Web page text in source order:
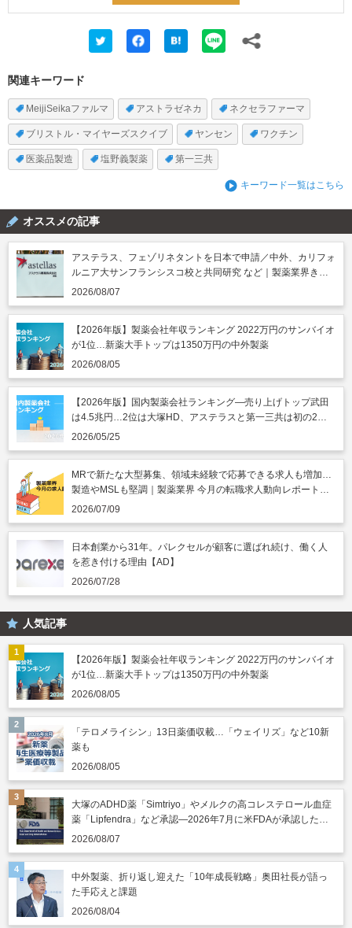
関連キーワード
MeijiSeikaファルマ アストラゼネカ ネクセラファーマ
ブリストル・マイヤーズスクイブ ヤンセン ワクチン
医薬品製造 塩野義製薬 第一三共
キーワード一覧はこちら
オススメの記事
アステラス、フェゾリネタントを日本で申請／中外、カリフォ
ルニア大サンフランシスコ校と共同研究 など｜製薬業界きょ
うのニュースまとめ読み（2026年8月7日）
2026/08/07
【2026年版】製薬会社年収ランキング 2022万円のサンバイオ
が1位…新薬大手トップは1350万円の中外製薬
2026/08/05
【2026年版】国内製薬会社ランキング―売り上げトップ武田
は4.5兆円…2位は大塚HD、アステラスと第一三共は初の2兆
円突破
2026/05/25
MRで新たな大型募集、領域未経験で応募できる求人も増加…
製造やMSLも堅調｜製薬業界 今月の転職求人動向レポート
（2026年7月）
2026/07/09
日本創業から31年。パレクセルが顧客に選ばれ続け、働く人
を惹き付ける理由【AD】
2026/07/28
人気記事
【2026年版】製薬会社年収ランキング 2022万円のサンバイオ
が1位…新薬大手トップは1350万円の中外製薬
2026/08/05
「テロメライシン」13日薬価収載…「ウェイリズ」など10新
薬も
2026/08/05
大塚のADHD薬「Simtriyo」やメルクの高コレステロール血症
薬「Lipfendra」など承認―2026年7月に米FDAが承認した新
薬
2026/08/07
中外製薬、折り返し迎えた「10年成長戦略」奥田社長が語っ
た手応えと課題
2026/08/04